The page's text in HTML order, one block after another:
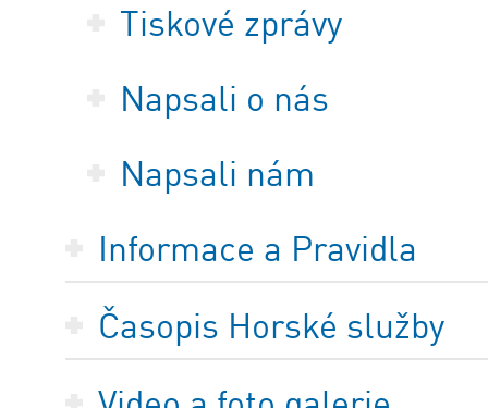
Tiskové zprávy
Napsali o nás
Napsali nám
Informace a Pravidla
Časopis Horské služby